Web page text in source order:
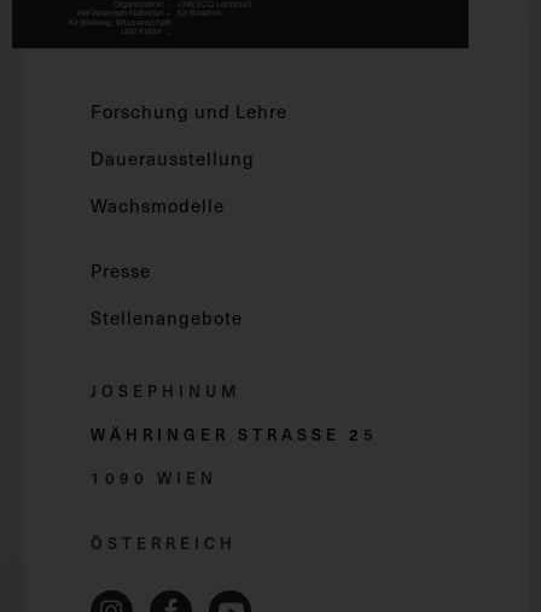
Forschung und Lehre
Dauerausstellung
Wachsmodelle
Presse
Stellenangebote
JOSEPHINUM
WÄHRINGER STRASSE 2 5
1090 WIEN
ÖSTERREICH